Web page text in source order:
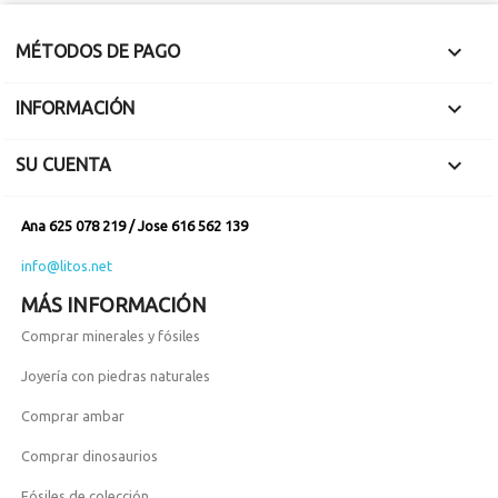
MÉTODOS DE PAGO 
INFORMACIÓN 
SU CUENTA 
Ana 625 078 219 / Jose 616 562 139
info@litos.net
MÁS INFORMACIÓN
Comprar minerales y fósiles
Joyería con piedras naturales
Comprar ambar
Comprar dinosaurios